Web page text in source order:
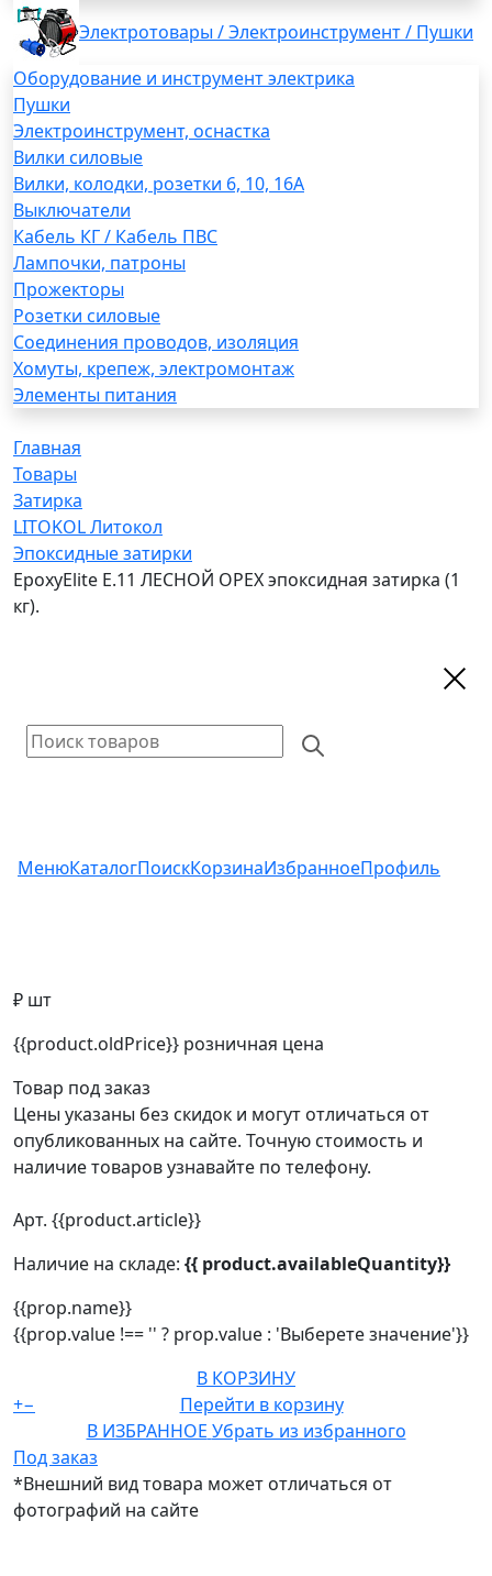
Электротовары / Электроинструмент / Пушки
Оборудование и инструмент электрика
Пушки
Электроинструмент, оснастка
Вилки силовые
Вилки, колодки, розетки 6, 10, 16А
Выключатели
Кабель КГ / Кабель ПВС
Лампочки, патроны
Прожекторы
Розетки силовые
Соединения проводов, изоляция
Хомуты, крепеж, электромонтаж
Элементы питания
Главная
Товары
Затирка
LITOKOL Литокол
Эпоксидные затирки
EpoxyElite E.11 ЛЕСНОЙ ОРЕХ эпоксидная затирка (1
кг).
МенюКаталогПоискКорзинаИзбранноеПрофиль
₽ шт
{{product.oldPrice}} розничная цена
Товар под заказ
Цены указаны без скидок и могут отличаться от
опубликованных на сайте. Точную стоимость и
наличие товаров узнавайте по телефону.
Арт. {{product.article}}
Наличие на складе: {{ product.availableQuantity}}
{{prop.name}}
{{prop.value !== '' ? prop.value : 'Выберете значение'}}
В КОРЗИНУ
+−
Перейти в корзину
В ИЗБРАННОЕ Убрать из избранного
Под заказ
*Внешний вид товара может отличаться от
фотографий на сайте